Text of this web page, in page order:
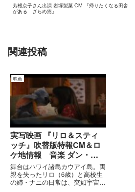
芳根京子さん出演 岩塚製菓 CM 『帰りたくなる田舎
がある ざらめ篇』
関連投稿
映画
実写映画 『リロ＆スティ
ッチ』吹替版特報CM＆ロ
ケ地情報 音楽 ダン・ロ
ーマー 6/26 “スティッチ
の日”
舞台はハワイ諸島カウアイ島。両
親を失ったリロ（6歳）と高校生
の姉・ナニの日常は、突如宇宙か
らやってきた「破壊生物」スティ